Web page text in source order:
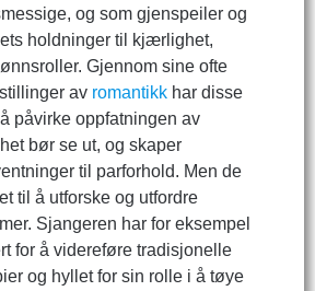
og som gjenspeiler og
holdninger til kjærlighet,
Gjennom sine ofte
av romantikk har disse
påvirke oppfatningen av
bør se ut, og skaper
til parforhold. Men de
til å utforske og utfordre
Sjangeren har for eksempel
for å videreføre tradisjonelle
og hyllet for sin rolle i å tøye